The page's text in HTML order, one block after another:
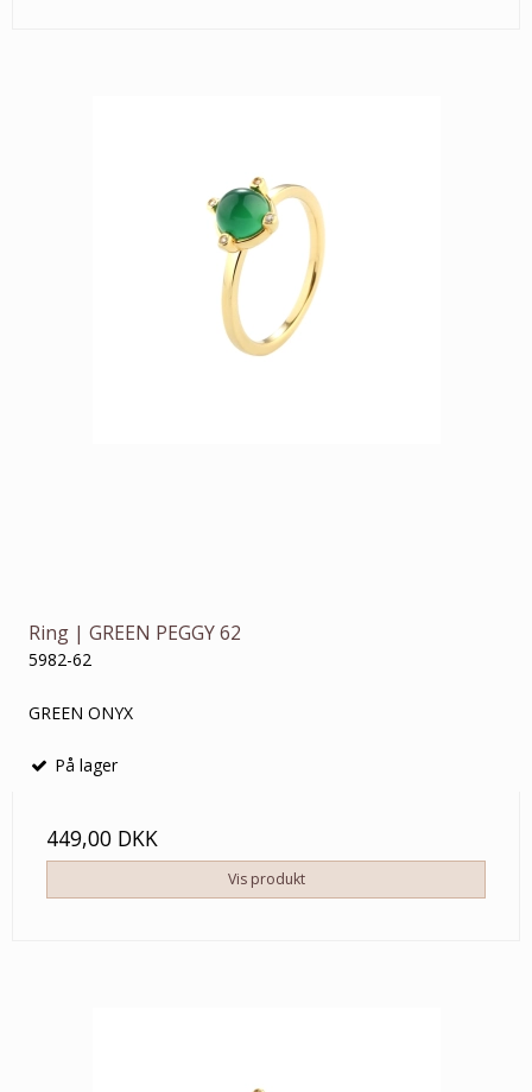
Ring | GREEN PEGGY 62
5982-62
GREEN ONYX
På lager
449,00 DKK
Vis produkt